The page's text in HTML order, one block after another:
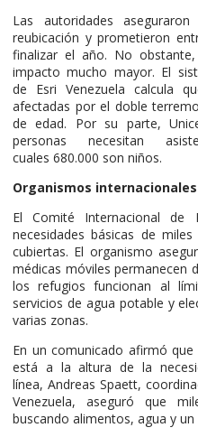
Las autoridades
reubicación y prometieron
finalizar el año. No
impacto mucho mayor. El
de Esri Venezuela calcula
afectadas por el doble
de edad. Por su parte,
personas necesitan
cuales 680.000 son niños.
Organismos
El Comité Internacional de
necesidades básicas de
cubiertas. El organismo
médicas móviles permanecen
los refugios funcionan al
servicios de agua potable y
varias zonas.
En un comunicado afirmó
está a la altura de la
línea, Andreas Spaett,
Venezuela, aseguró que
buscando alimentos, agua y